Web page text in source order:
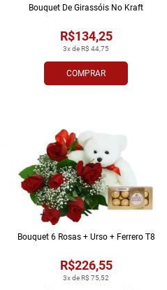
COMPRAR
3x de R$ 44,75
R$134,25
Bouquet De Girassóis No Kraft
3x de R$ 75,52
R$226,55
Bouquet 6 Rosas + Urso + Ferrero T8